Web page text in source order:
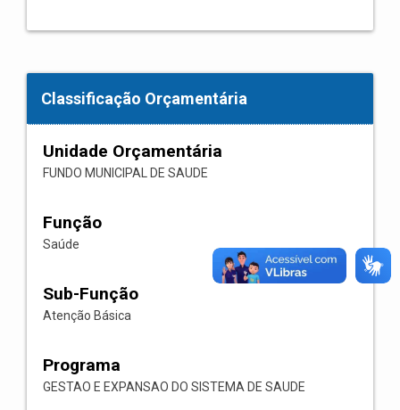
Classificação Orçamentária
Unidade Orçamentária
FUNDO MUNICIPAL DE SAUDE
Função
Saúde
Sub-Função
Atenção Básica
Programa
GESTAO E EXPANSAO DO SISTEMA DE SAUDE